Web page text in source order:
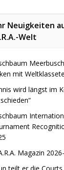
Neuigkeiten
Welt
mit
wird längst im
Magazin